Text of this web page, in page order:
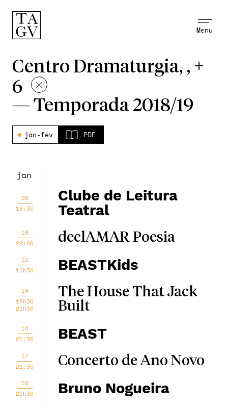
Menu
Centro Dramaturgia, , +
6
— Temporada 2018/19
jan-fev PDF
jan
08
18:30
Clube de Leitura
Teatral
10
22:00
declAMAR Poesia
12
11h30
BEASTKids
14
18h30
21h30
The House That Jack
Built
16
21:30
BEAST
17
21:30
Concerto de Ano Novo
18
21h30
Bruno Nogueira